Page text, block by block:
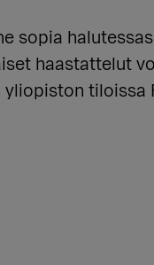
sopia
haastattelut
tiloissa